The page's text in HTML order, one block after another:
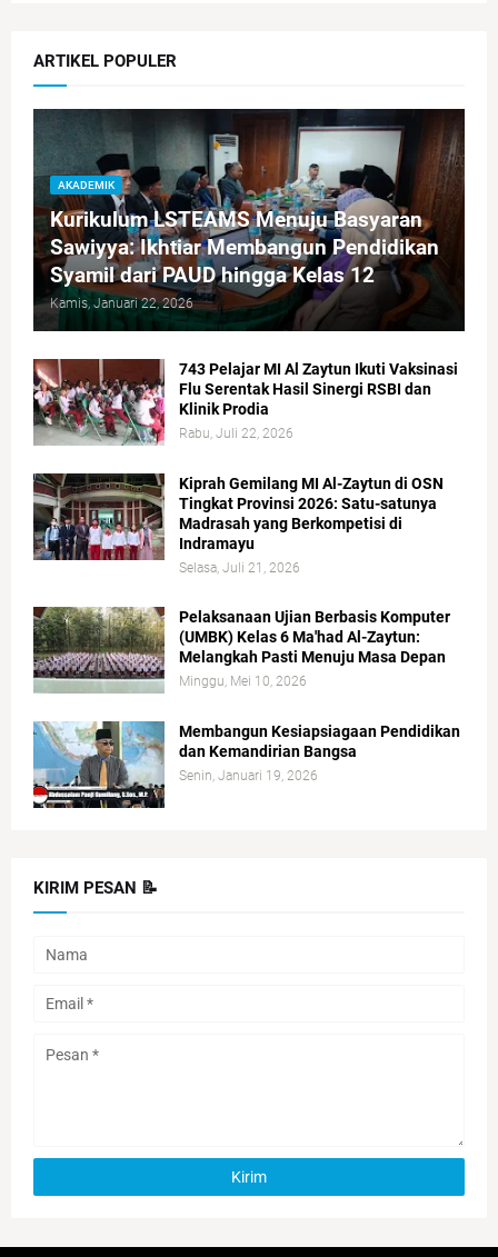
ARTIKEL POPULER
AKADEMIK
Kurikulum LSTEAMS Menuju Basyaran
Sawiyya: Ikhtiar Membangun Pendidikan
Syamil dari PAUD hingga Kelas 12
Kamis, Januari 22, 2026
743 Pelajar MI Al Zaytun Ikuti Vaksinasi
Flu Serentak Hasil Sinergi RSBI dan
Klinik Prodia
Rabu, Juli 22, 2026
Kiprah Gemilang MI Al-Zaytun di OSN
Tingkat Provinsi 2026: Satu-satunya
Madrasah yang Berkompetisi di
Indramayu
Selasa, Juli 21, 2026
Pelaksanaan Ujian Berbasis Komputer
(UMBK) Kelas 6 Ma'had Al-Zaytun:
Melangkah Pasti Menuju Masa Depan
Minggu, Mei 10, 2026
Membangun Kesiapsiagaan Pendidikan
dan Kemandirian Bangsa
Senin, Januari 19, 2026
KIRIM PESAN 📝